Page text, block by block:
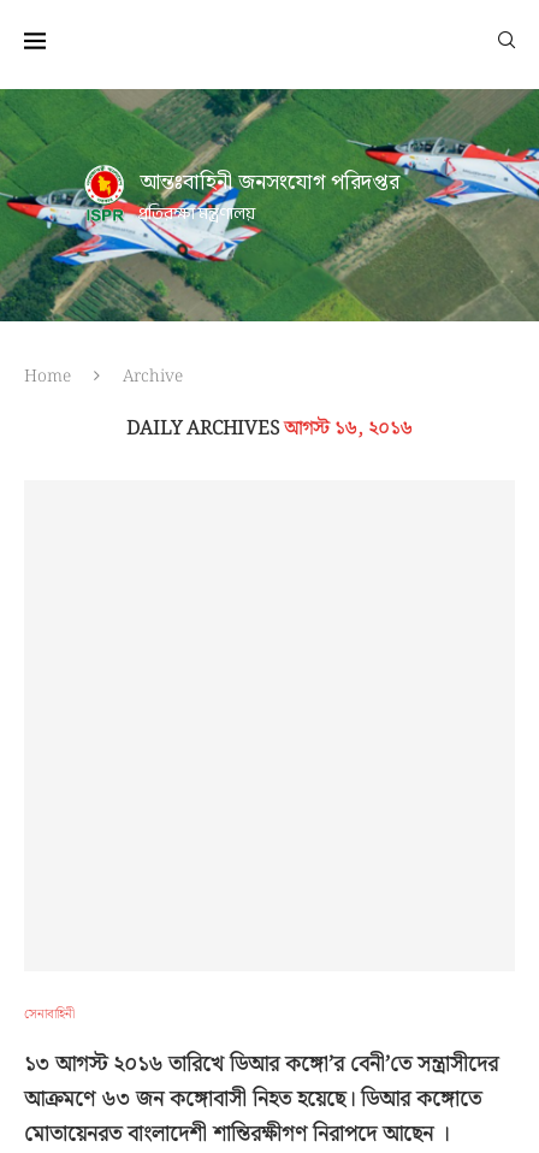
আন্তঃবাহিনী জনসংযোগ পরিদপ্তর
প্রতিরক্ষা মন্ত্রণালয়
Home Archive
DAILY ARCHIVESআগস্ট ১৬, ২০১৬
সেনাবাহিনী
১৩ আগস্ট ২০১৬ তারিখে ডিআর কঙ্গো’র বেনী’তে সন্ত্রাসীদের
আক্রমণে ৬৩ জন কঙ্গোবাসী নিহত হয়েছে। ডিআর কঙ্গোতে
মোতায়েনরত বাংলাদেশী শান্তিরক্ষীগণ নিরাপদে আছেন ।